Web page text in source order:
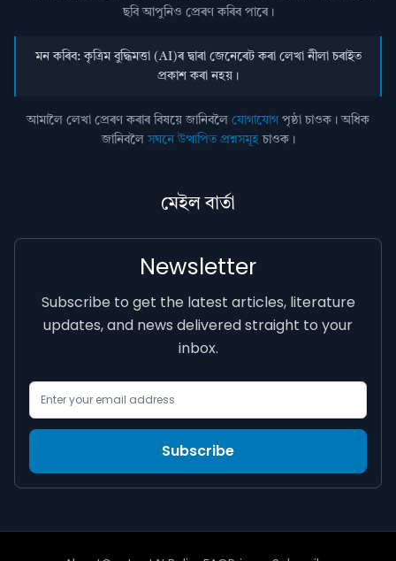
ছবি আপুনিও প্রেৰণ কৰিব পাৰে।
মন কৰিব: কৃত্ৰিম বুদ্ধিমত্তা (AI)ৰ দ্বাৰা জেনেৰেট কৰা লেখা নীলা চৰাইত
প্ৰকাশ কৰা নহয়।
আমালৈ লেখা প্ৰেৰণ কৰাৰ বিষয়ে জানিবলৈ যোগাযোগ পৃষ্ঠা চাওক। অধিক
জানিবলৈসঘনে উত্থাপিত প্ৰশ্নসমূহচাওক।
মেইল বাৰ্তা
Newsletter
Subscribe to get the latest articles, literature
updates, and news delivered straight to your
inbox.
Subscribe